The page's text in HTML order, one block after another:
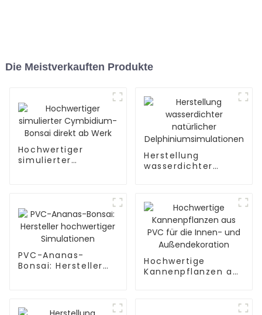
Die Meistverkauften Produkte
Hochwertiger
simulierter
Herstellung
wasserdichter
PVC-Ananas-
Bonsai: Hersteller
Hochwertige
Kannenpflanzen aus